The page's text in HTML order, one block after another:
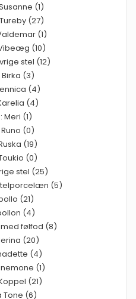
(1)
(27)
(1)
(10)
stel (12)
(3)
(4)
(4)
Meri (1)
(0)
(19)
(0)
stel (25)
(5)
(21)
(4)
med følfod (8)
(20)
(4)
(1)
(21)
Tone (6)